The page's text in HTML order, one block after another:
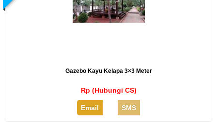
Gazebo Kayu Kelapa 3×3 Meter
Rp (Hubungi CS)
Email SMS